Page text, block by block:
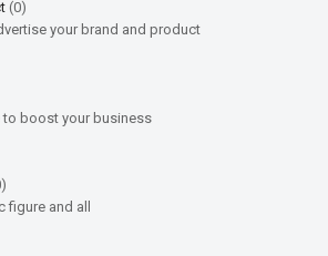
(0)
your brand and product
to boost your business
and all